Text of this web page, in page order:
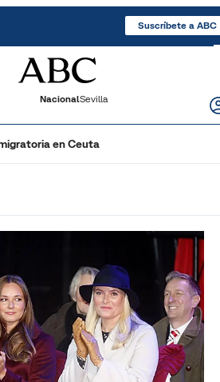
Suscríbete a ABC
NacionalSevilla
en Ceuta